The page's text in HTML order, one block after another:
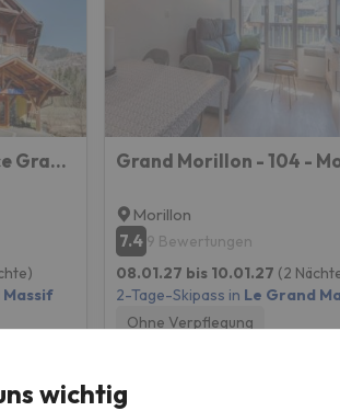
Vacancéole - Résidence Grand Massif
Massif
Morillon
7.4 9 Bewertungen
08.01.27 bis 10.01.27 (2
2-Tage-Skipass in Le Grand
Ohne Verpflegung
wichtig